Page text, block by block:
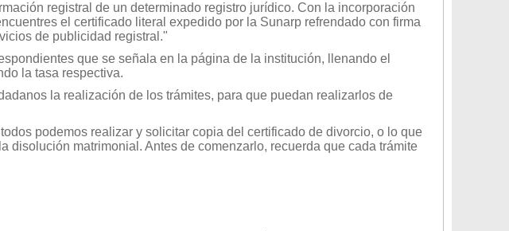
registral de un determinado registro jurídico. Con la incorporación
el certificado literal expedido por la Sunarp refrendado con firma
de publicidad registral."
que se señala en la página de la institución, llenando el
la tasa respectiva.
la realización de los trámites, para que puedan realizarlos de
podemos realizar y solicitar copia del certificado de divorcio, o lo que
matrimonial. Antes de comenzarlo, recuerda que cada trámite